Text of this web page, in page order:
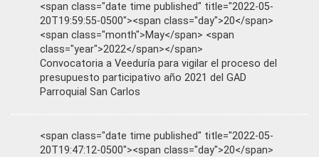
<span class="date time published" title="2022-05-
20T19:59:55-0500"><span class="day">20</span>
<span class="month">May</span> <span
class="year">2022</span></span>
Convocatoria a Veeduría para vigilar el proceso del
presupuesto participativo año 2021 del GAD
Parroquial San Carlos
<span class="date time published" title="2022-05-
20T19:47:12-0500"><span class="day">20</span>